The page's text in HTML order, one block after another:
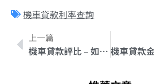
機車貸款利率查詢
上一篇
機車貸款評比 – 如何選擇最適合的方案？